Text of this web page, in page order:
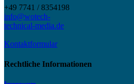
+49 7741 / 8354198
info@wotech-
technical-media.de
Kontaktformular
Rechtliche Informationen